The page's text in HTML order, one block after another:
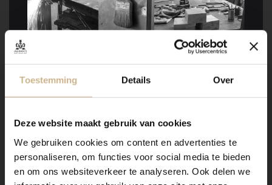
Toestemming Details Over
Deze website maakt gebruik van cookies
We gebruiken cookies om content en advertenties te
personaliseren, om functies voor social media te bieden
en om ons websiteverkeer te analyseren. Ook delen we
Onze stalen apothekerskasten zijn het visitekaartje van
vrijwel elke gewenste maat, indeling en RAL-kleur
worden nabesteld.
voorzien van een poedercoating. Dit geeft een
strakke afwerking en brengt een zeer duurzame,
Benieuwd geworden? Kom eens langs, of neem